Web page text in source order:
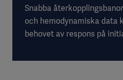
Snabba
och hemodynamiska data
behovet av respons på